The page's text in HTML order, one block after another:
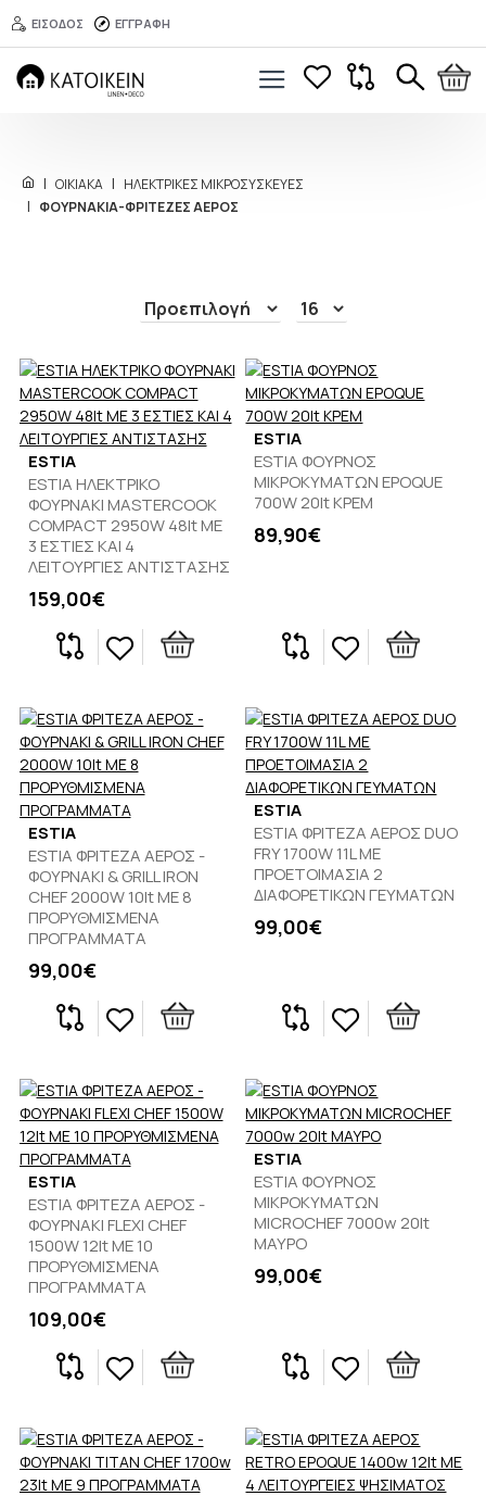
ΕΙΣΟΔΟΣ ΕΓΓΡΑΦΗ
ΟΙΚΙΑΚΑ
ΗΛΕΚΤΡΙΚΕΣ ΜΙΚΡΟΣΥΣΚΕΥΕΣ
ΦΟΥΡΝΑΚΙΑ-ΦΡΙΤΕΖΕΣ ΑΕΡΟΣ
ESTIA
ESTIA ΗΛΕΚΤΡΙΚΟ
ΦΟΥΡΝΑΚΙ MASTERCOOK
COMPACT 2950W 48lt ΜΕ
3 ΕΣΤΙΕΣ ΚΑΙ 4
ΛΕΙΤΟΥΡΓΙΕΣ ΑΝΤΙΣΤΑΣΗΣ
159,00€
ESTIA
ESTIA ΦΟΥΡΝΟΣ
ΜΙΚΡΟΚΥΜΑΤΩΝ EPOQUE
700W 20lt ΚΡΕΜ
89,90€
ESTIA
ESTIA ΦΡΙΤΕΖΑ ΑΕΡΟΣ -
ΦΟΥΡΝΑΚΙ & GRILL IRON
CHEF 2000W 10lt ΜΕ 8
ΠΡΟΡΥΘΜΙΣΜΕΝΑ
ΠΡΟΓΡΑΜΜΑΤΑ
99,00€
ESTIA
ESTIA ΦΡΙΤΕΖΑ ΑΕΡΟΣ DUO
FRY 1700W 11L ΜΕ
ΠΡΟΕΤΟΙΜΑΣΙΑ 2
ΔΙΑΦΟΡΕΤΙΚΩΝ ΓΕΥΜΑΤΩΝ
99,00€
ESTIA
ESTIA ΦΡΙΤΕΖΑ ΑΕΡΟΣ -
ΦΟΥΡΝΑΚΙ FLEXI CHEF
1500W 12lt ΜΕ 10
ΠΡΟΡΥΘΜΙΣΜΕΝΑ
ΠΡΟΓΡΑΜΜΑΤΑ
109,00€
ESTIA
ESTIA ΦΟΥΡΝΟΣ
ΜΙΚΡΟΚΥΜΑΤΩΝ
MICROCHEF 7000w 20lt
ΜΑΥΡΟ
99,00€